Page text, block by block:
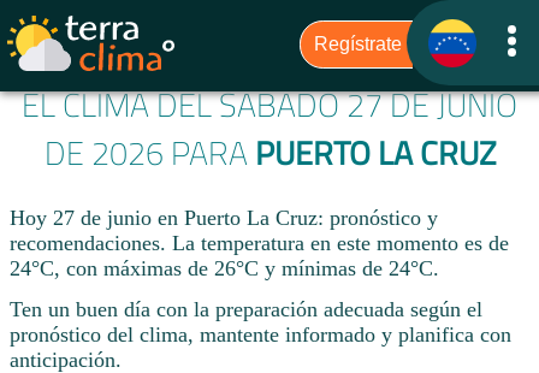
EL CLIMA DEL SÁBADO 27 DE JUNIO
DE 2026 PARA PUERTO LA CRUZ
Hoy 27 de junio en Puerto La Cruz: pronóstico y
recomendaciones. La temperatura en este momento es de
24°C, con máximas de 26°C y mínimas de 24°C.
Ten un buen día con la preparación adecuada según el
pronóstico del clima, mantente informado y planifica con
anticipación.​